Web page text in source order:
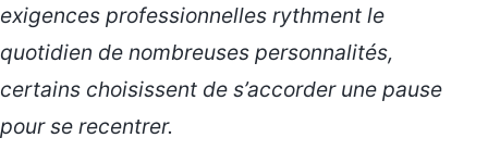
exigences professionnelles rythment le
quotidien de nombreuses personnalités,
certains choisissent de s’accorder une pause
pour se recentrer.